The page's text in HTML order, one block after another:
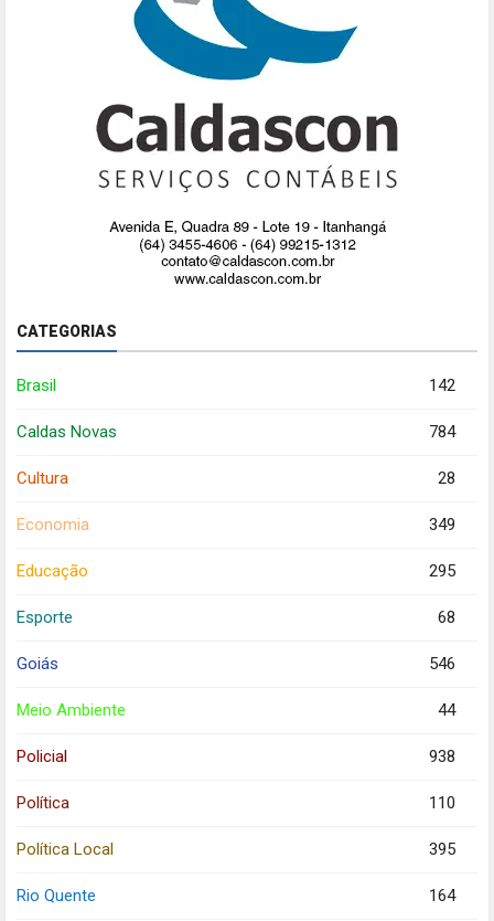
CATEGORIAS
Brasil 142
Caldas Novas 784
Cultura 28
Economia 349
Educação 295
Esporte 68
Goiás 546
Meio Ambiente 44
Policial 938
Política 110
Política Local 395
Rio Quente 164